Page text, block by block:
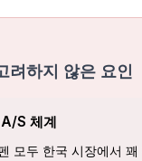
려하지 않은 요인
S 체계
모두 한국 시장에서 꽤